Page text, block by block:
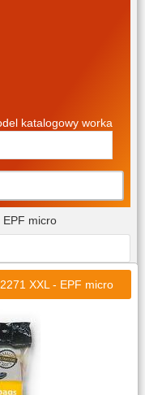
katalogowy worka
EPF micro
XXL - EPF micro